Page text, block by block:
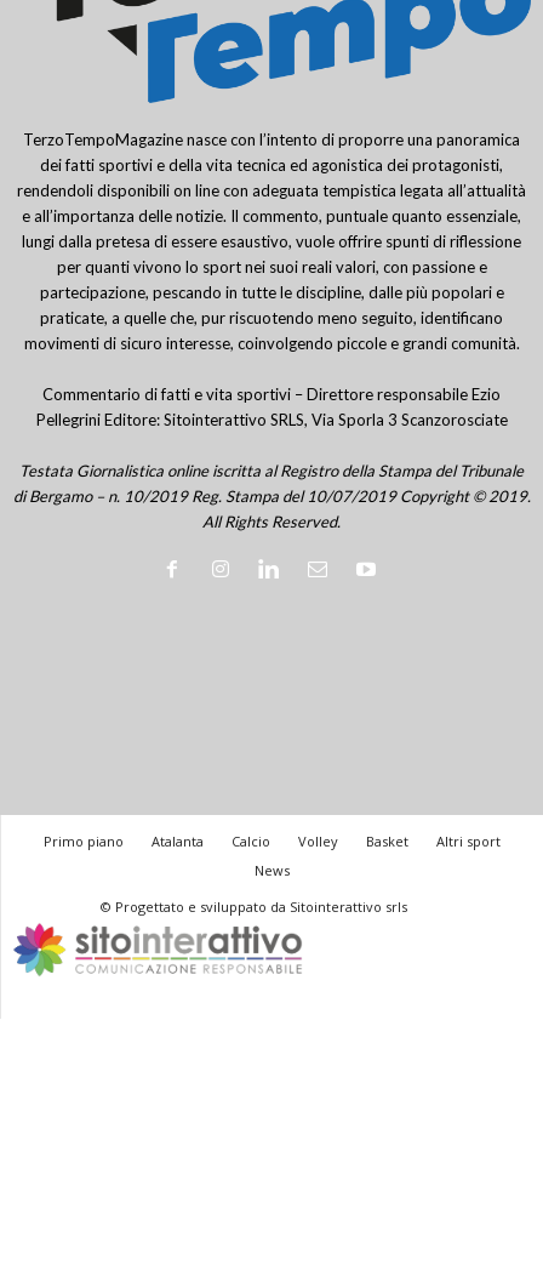
TerzoTempoMagazine nasce con l’intento di proporre una panoramica
dei fatti sportivi e della vita tecnica ed agonistica dei protagonisti,
rendendoli disponibili on line con adeguata tempistica legata all’attualità
e all’importanza delle notizie. Il commento, puntuale quanto essenziale,
lungi dalla pretesa di essere esaustivo, vuole offrire spunti di riflessione
per quanti vivono lo sport nei suoi reali valori, con passione e
partecipazione, pescando in tutte le discipline, dalle più popolari e
praticate, a quelle che, pur riscuotendo meno seguito, identificano
movimenti di sicuro interesse, coinvolgendo piccole e grandi comunità.
Commentario di fatti e vita sportivi – Direttore responsabile Ezio
Pellegrini Editore: Sitointerattivo SRLS, Via Sporla 3 Scanzorosciate
Testata Giornalistica online iscritta al Registro della Stampa del Tribunale
di Bergamo – n. 10/2019 Reg. Stampa del 10/07/2019 Copyright © 2019.
All Rights Reserved.
Primo piano Atalanta Calcio Volley Basket
Altri sport
News
© Progettato e sviluppato da Sitointerattivo srls